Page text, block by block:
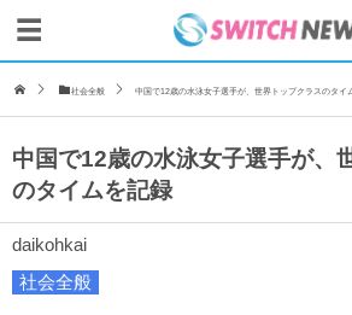
社会全般 中国で12歳の水泳女子選手が、世界トップクラスのタイ
中国で12歳の水泳女子選手が、
のタイムを記録
daikohkai
社会全般